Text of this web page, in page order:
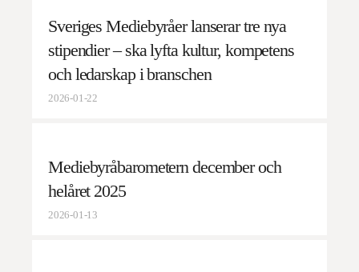
Sveriges Mediebyråer lanserar tre nya
stipendier – ska lyfta kultur, kompetens
och ledarskap i branschen
2026-01-22
Mediebyråbarometern december och
helåret 2025
2026-01-13